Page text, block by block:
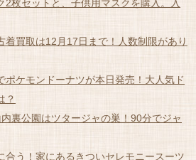
2枚セットと、子供用マスクを購入。入
着買取は12月17日まで！人数制限があり
ポケモンドーナツが本日発売！大人気ド
？
内裏公園はツタージャの巣！90分でジャ
合う！家にあるきついセレモニースーツ